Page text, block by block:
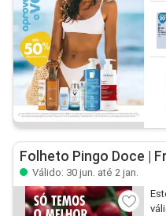
Folheto Pingo Doce |
Válido: 30 jun. até 2 jan.